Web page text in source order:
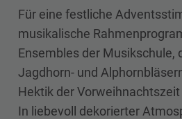
Für eine festliche
musikalische
Ensembles der Musikschule,
Jagdhorn- und
Hektik der
In liebevoll dekorierter